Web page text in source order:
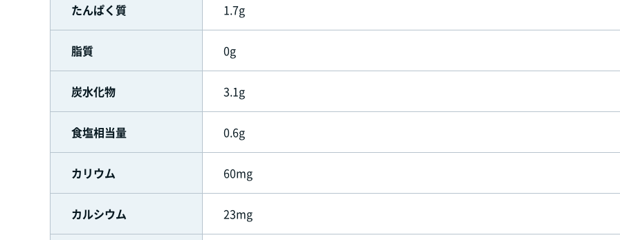
たんぱく質 1.7g
脂質 0g
炭水化物 3.1g
食塩相当量 0.6g
カリウム 60mg
カルシウム 23mg